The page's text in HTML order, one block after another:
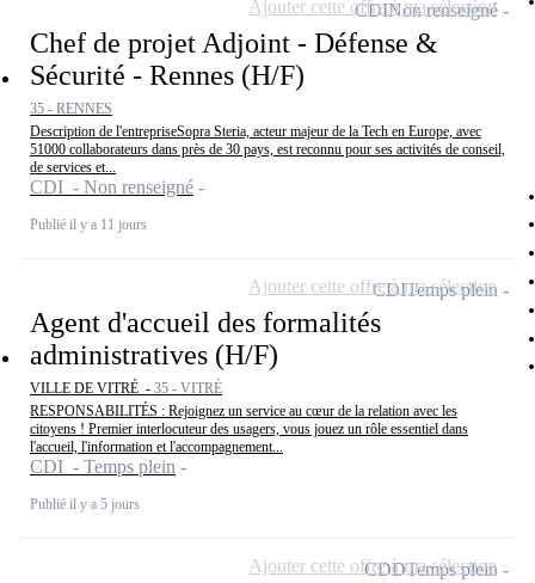
Chef de projet Adjoint - Défense &
Sécurité - Rennes (H/F)
35 - RENNES
Description de l'entrepriseSopra Steria, acteur majeur de la Tech en Europe, avec
51000 collaborateurs dans près de 30 pays, est reconnu pour ses activités de conseil,
de services et...
CDI - Non renseigné
Publié il y a 11 jours
CDINon renseigné
Ajouter cette offre à ma sélection
Agent d'accueil des formalités
administratives (H/F)
VILLE DE VITRÉ - 35 - VITRÉ
RESPONSABILITÉS : Rejoignez un service au cœur de la relation avec les
citoyens ! Premier interlocuteur des usagers, vous jouez un rôle essentiel dans
l'accueil, l'information et l'accompagnement...
CDI - Temps plein
Publié il y a 5 jours
CDITemps plein
Ajouter cette offre à ma sélection
CDDTemps plein
Ajouter cette offre à ma sélection